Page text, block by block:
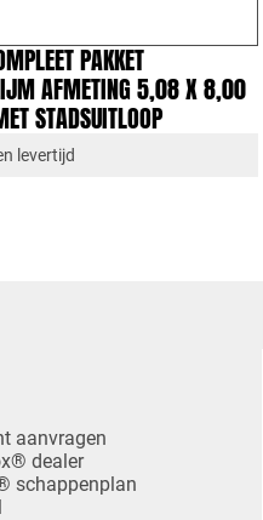
PAKKET
AFMETING 5,08 X 8,00
STADSUITLOOP
levertijd
aanvragen
dealer
schappenplan